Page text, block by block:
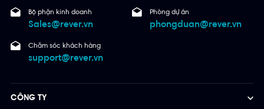
Bộ phận kinh doanh
Sales@rever.vn
Phòng dự án
phongduan@rever.vn
Chăm sóc khách hàng
support@rever.vn
CÔNG TY